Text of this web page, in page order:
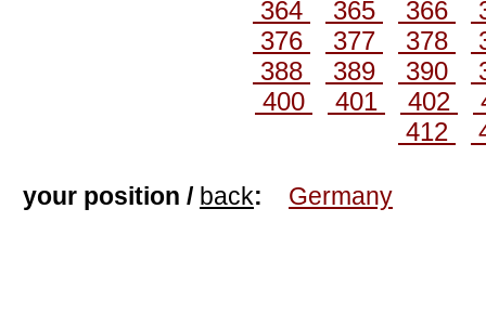
364
365 366
376
377 378
388
389 390
400
401 402
412
your position / back: Germany